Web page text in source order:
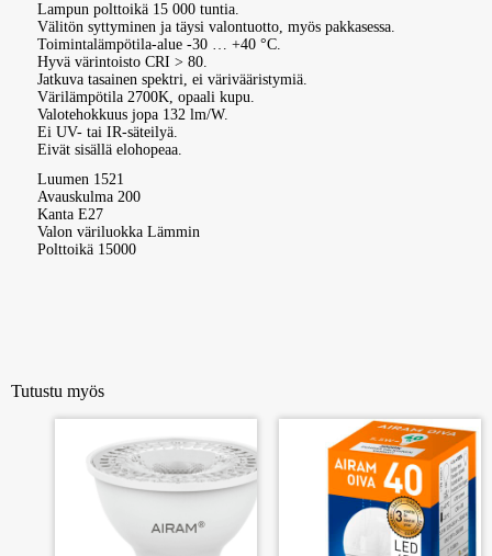
Lampun polttoikä 15 000 tuntia.
Välitön syttyminen ja täysi valontuotto, myös pakkasessa.
Toimintalämpötila-alue -30 … +40 °C.
Hyvä värintoisto CRI > 80.
Jatkuva tasainen spektri, ei värivääristymiä.
Värilämpötila 2700K, opaali kupu.
Valotehokkuus jopa 132 lm/W.
Ei UV- tai IR-säteilyä.
Eivät sisällä elohopeaa.
Luumen 1521
Avauskulma 200
Kanta E27
Valon väriluokka Lämmin
Polttoikä 15000
Tutustu myös